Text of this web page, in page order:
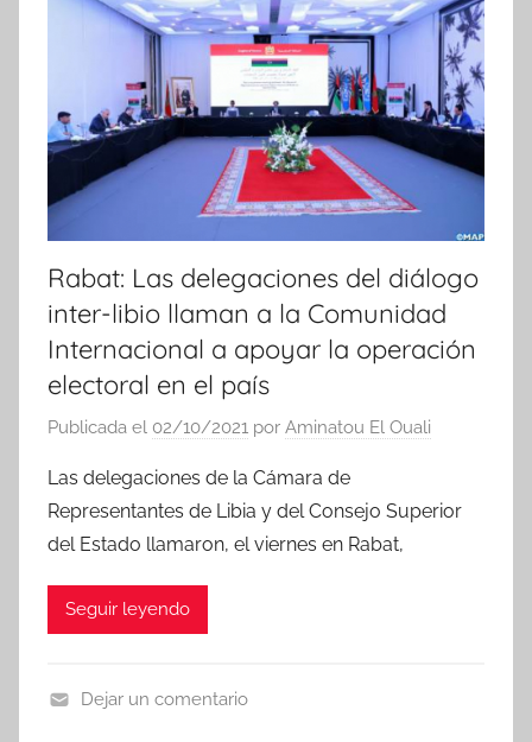
s
Rabat: Las delegaciones del diálogo
inter-libio llaman a la Comunidad
Internacional a apoyar la operación
electoral en el país
Publicada el 02/10/2021 por Aminatou El Ouali
Las delegaciones de la Cámara de
Representantes de Libia y del Consejo Superior
del Estado llamaron, el viernes en Rabat,
Seguir leyendo
Dejar un comentario